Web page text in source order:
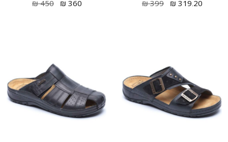
₪ 319.20
₪399
₪ 360
₪450